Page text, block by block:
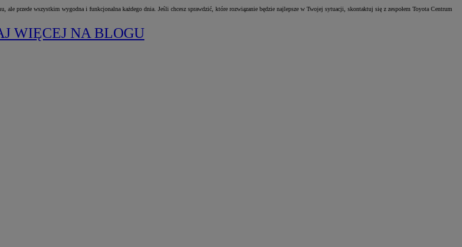
przede wszystkim wygodna i funkcjonalna każdego dnia. Jeśli chcesz sprawdzić, które rozwiązanie będzie najlepsze w Twojej sytuacji, skontaktuj się z zespołem Toyota Centrum
WIĘCEJ NA BLOGU